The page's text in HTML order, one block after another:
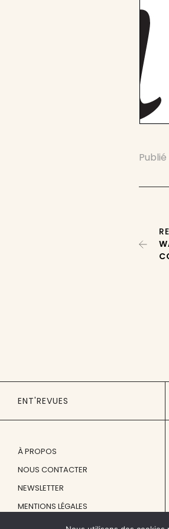
ENT'REVUES
À PROPOS
NOUS CONTACTER
NEWSLETTER
MENTIONS LÉGALES